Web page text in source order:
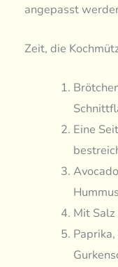
angepasst
Zeit, die
Eine
Mit